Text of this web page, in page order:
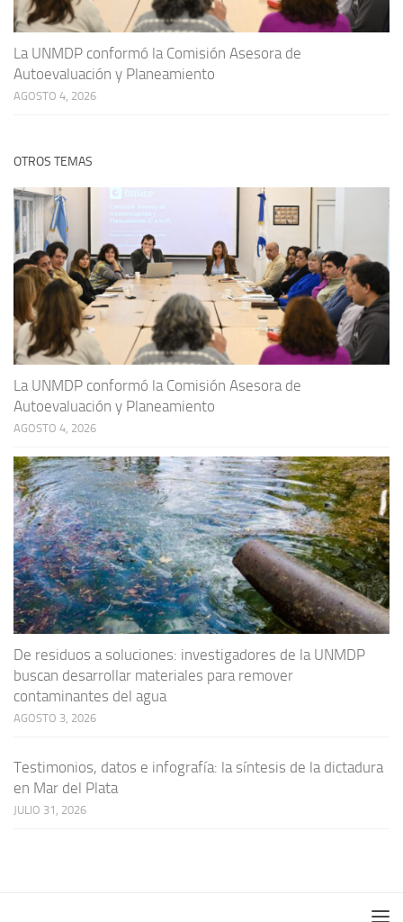
La UNMDP conformó la Comisión Asesora de
Autoevaluación y Planeamiento
AGOSTO 4, 2026
OTROS TEMAS
La UNMDP conformó la Comisión Asesora de
Autoevaluación y Planeamiento
AGOSTO 4, 2026
De residuos a soluciones: investigadores de la UNMDP
buscan desarrollar materiales para remover
contaminantes del agua
AGOSTO 3, 2026
Testimonios, datos e infografía: la síntesis de la dictadura
en Mar del Plata
JULIO 31, 2026